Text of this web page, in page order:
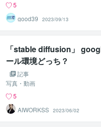
5
good39
2023/09/13
「stable diffusion」
ール環境どっち？
記事
写真・動画
5
AIWORKSS 2023/06/02